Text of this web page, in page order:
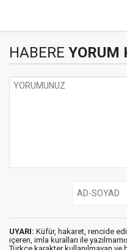
HABERE YORUM
UYARI: Küfür, hakaret, rencide
içeren, imla kuralları ile